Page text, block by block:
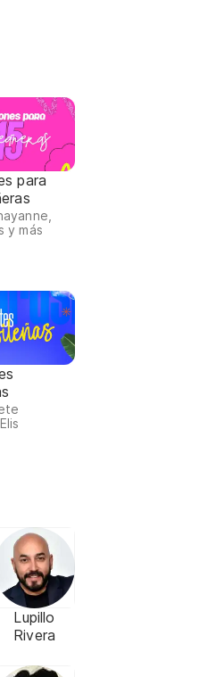
para
y más
Lupillo
Rivera